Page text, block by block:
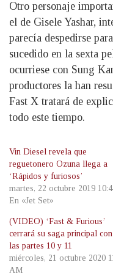
Otro personaje
el de Gisele Yashar​,
parecía despedirse
sucedido en la sexta
ocurriese con Sung
productores la han
Fast X tratará de
todo este tiempo.
Vin Diesel revela que
reguetonero Ozuna llega a
‘Rápidos y furiosos’
martes, 22 octubre 2019
En «Jet Set»
(VIDEO) ‘Fast & Furious’
cerrará su saga principal con
las partes 10 y 11
miércoles, 21 octubre 2020
AM